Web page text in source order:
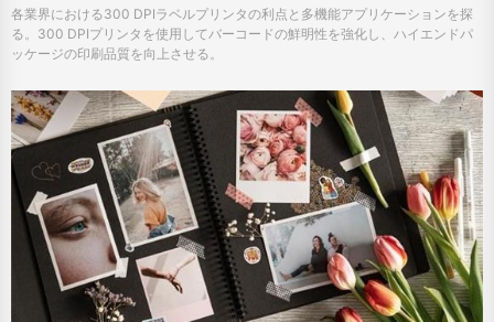
各業界における300 DPIラベルプリンタの利点と多機能アプリケーションを探
る。300 DPIプリンタを使用してバーコードの鮮明性を強化し、ハイエンドパ
ッケージの印刷品質を向上させる。